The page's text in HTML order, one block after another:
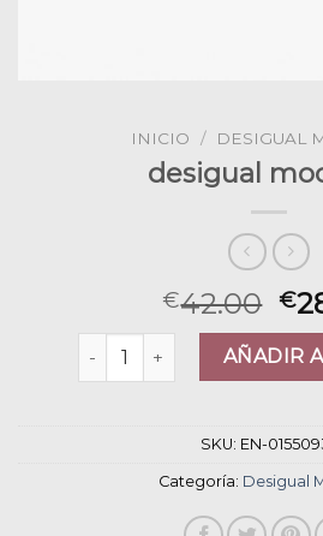
INICIO / DESIGUAL
desigual
€42.00 €
desigual mochilas cantidad
AÑADIR
SKU: EN-
Categoría: Desigual